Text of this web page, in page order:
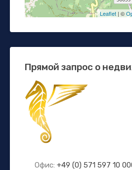
Leaflet | ©
Прямой запрос о
Офис: +49 (0) 571 597 10